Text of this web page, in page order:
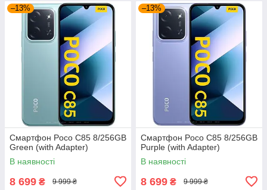
–13%
Смартфон Poco C85 8/256GB
Green (with Adapter)
В наявності
8 699 ₴ 9 999 ₴
–13%
Смартфон Poco C85 8/256GB
Purple (with Adapter)
В наявності
8 699 ₴ 9 999 ₴